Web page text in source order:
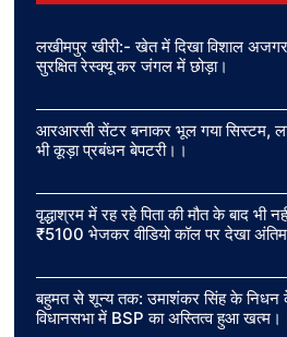
लखीमपुर खीरी:- खेत में दिखा विशाल
सुरक्षित रेस्क्यू कर जंगल में छोड़ा।
आरआरसी सेंटर बनाकर भूल गया सिस्टम,
भी कूड़ा प्रबंधन बेपटरी।।
वृद्धाश्रम में रह रहे पिता की मौत के बाद भी
₹5100 भेजकर वीडियो कॉल पर देखा
बहुमत से शून्य तक: उमाशंकर सिंह के निधन
विधानसभा में BSP का अस्तित्व हुआ